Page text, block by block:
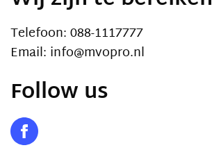
Telefoon: 088-1117777
Email: info@mvopro.nl
Follow us